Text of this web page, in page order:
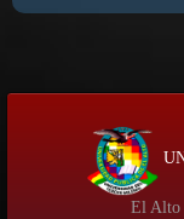
El Alto